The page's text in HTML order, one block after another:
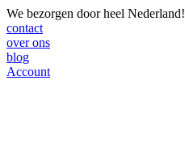
We bezorgen door heel Nederland!
contact
over ons
blog
Account